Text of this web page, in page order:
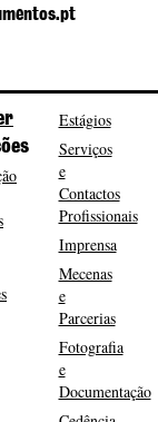
Estágios
Serviços
e
Contactos
Profissionais
Imprensa
Mecenas
e
Parcerias
Fotografia
e
Documentação